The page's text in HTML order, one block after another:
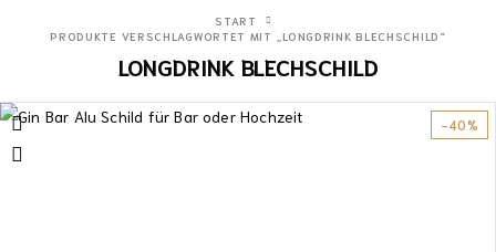
LONGDRINK BLECHSCHILD
START
PRODUKTE VERSCHLAGWORTET MIT „LONGDRINK BLECHSCHILD“
-40%